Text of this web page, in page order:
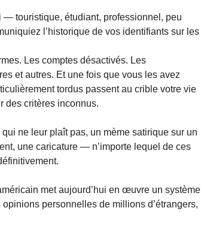
— touristique, étudiant, professionnel, peu
l’historique de vos identifiants sur les
Les comptes désactivés. Les
et autres. Et une fois que vous les avez
tordus passent au crible votre vie
des critères inconnus.
ne leur plaît pas, un mème satirique sur un
une caricature — n’importe lequel de ces
met aujourd’hui en œuvre un système
personnelles de millions d’étrangers,